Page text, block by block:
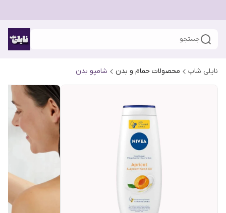
جستجو
نایلی شاپ محصولات حمام و بدن شامپو بدن